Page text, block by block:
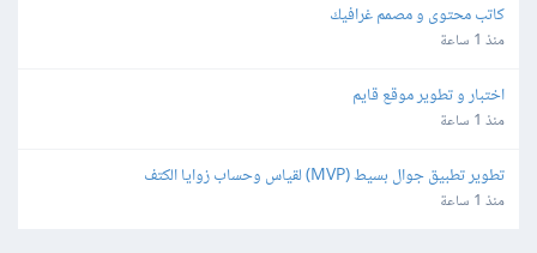
كاتب محتوى و مصمم غرافيك
منذ 1 ساعة
اختبار و تطوير موقع قايم
منذ 1 ساعة
تطوير تطبيق جوال بسيط (MVP) لقياس وحساب زوايا الكتف
منذ 1 ساعة